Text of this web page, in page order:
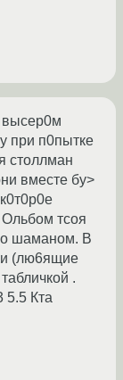
высер0м
при п0пытке
столлман
вместе бу>
тсоя
шаманом. В
(лю6ящие
.
5.5 Кта